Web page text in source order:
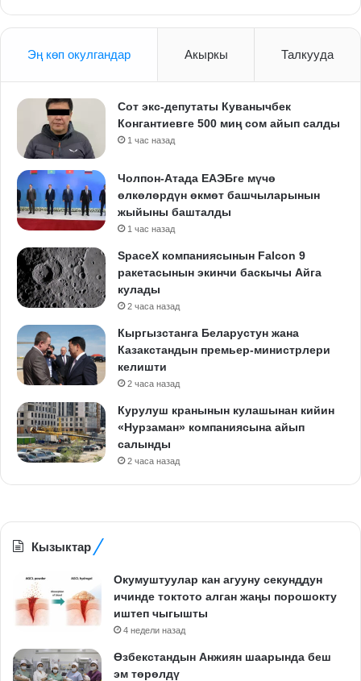
Эң көп окулгандар Акыркы Талкууда
Сот экс-депутаты Куванычбек
Конгантиевге 500 миң сом айып салды
1 час назад
Чолпон-Атада ЕАЭБге мүчө
өлкөлөрдүн өкмөт башчыларынын
жыйыны башталды
1 час назад
SpaceX компаниясынын Falcon 9
ракетасынын экинчи баскычы Айга
кулады
2 часа назад
Кыргызстанга Беларустун жана
Казакстандын премьер-министрлери
келишти
2 часа назад
Курулуш кранынын кулашынан кийин
«Нурзаман» компаниясына айып
салынды
2 часа назад
Кызыктар
Окумуштуулар кан агууну секунддун
ичинде токтото алган жаңы порошокту
иштеп чыгышты
4 недели назад
Өзбекстандын Анжиян шаарында беш
эм төрөлдү